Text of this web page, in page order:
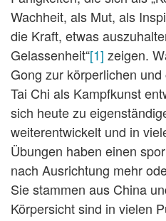
Wachheit, als Mut, als
die Kraft, etwas
Gelassenheit“[1] zeigen.
Gong zur körperlichen
Tai Chi als Kampfkunst
sich heute zu
weiterentwickelt und in
Übungen haben einen
nach Ausrichtung mehr
Sie stammen aus China
Körpersicht sind in vielen